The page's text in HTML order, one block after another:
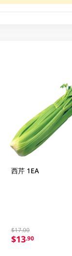
西芹 1EA
$17.00
$13.90